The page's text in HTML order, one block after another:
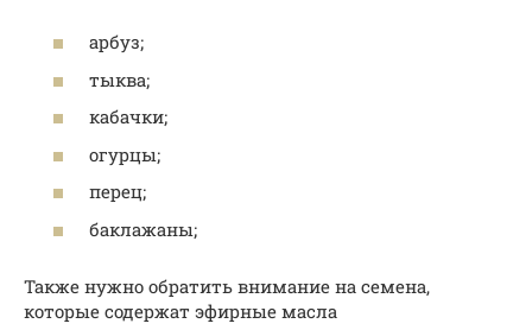
арбуз;
тыква;
кабачки;
огурцы;
перец;
баклажаны;
Также нужно обратить внимание на семена,
которые содержат эфирные масла